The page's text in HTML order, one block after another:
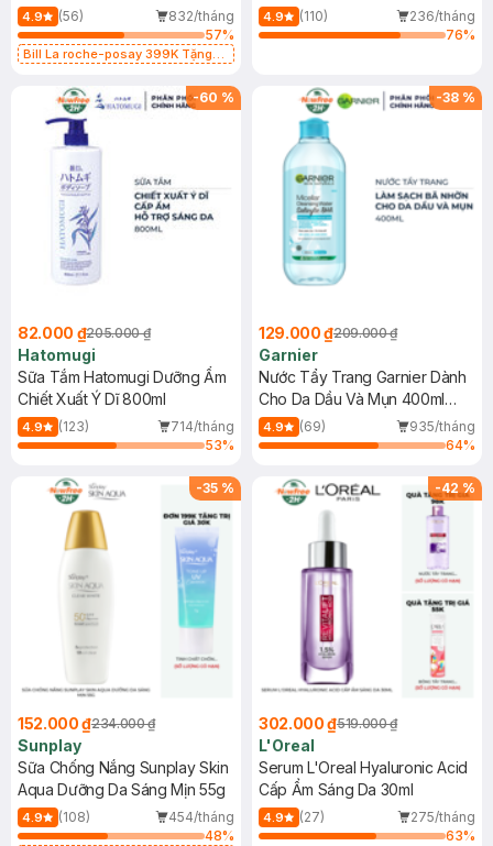
Dụng 40ml
4.9 (56)
832/tháng
57%
Bill La roche-posay 399K Tặng
(SL có hạn)
40ml
4.9 (110)
236/tháng
76%
-60 %
82.000 ₫205.000 ₫
Hatomugi
Sữa Tắm Hatomugi Dưỡng Ẩm
Chiết Xuất Ý Dĩ 800ml
4.9 (123)
714/tháng
53%
-38 %
129.000 ₫209.000 ₫
Garnier
Nước Tẩy Trang Garnier Dành
Cho Da Dầu Và Mụn 400ml
(Mới)
4.9 (69)
935/tháng
64%
-35 %
152.000 ₫234.000 ₫
Sunplay
Sữa Chống Nắng Sunplay Skin
Aqua Dưỡng Da Sáng Mịn 55g
4.9 (108)
454/tháng
48%
-42 %
302.000 ₫519.000 ₫
L'Oreal
Serum L'Oreal Hyaluronic Acid
Cấp Ẩm Sáng Da 30ml
4.9 (27)
275/tháng
63%